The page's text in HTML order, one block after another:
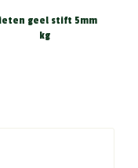
geel stift 5mm
kg